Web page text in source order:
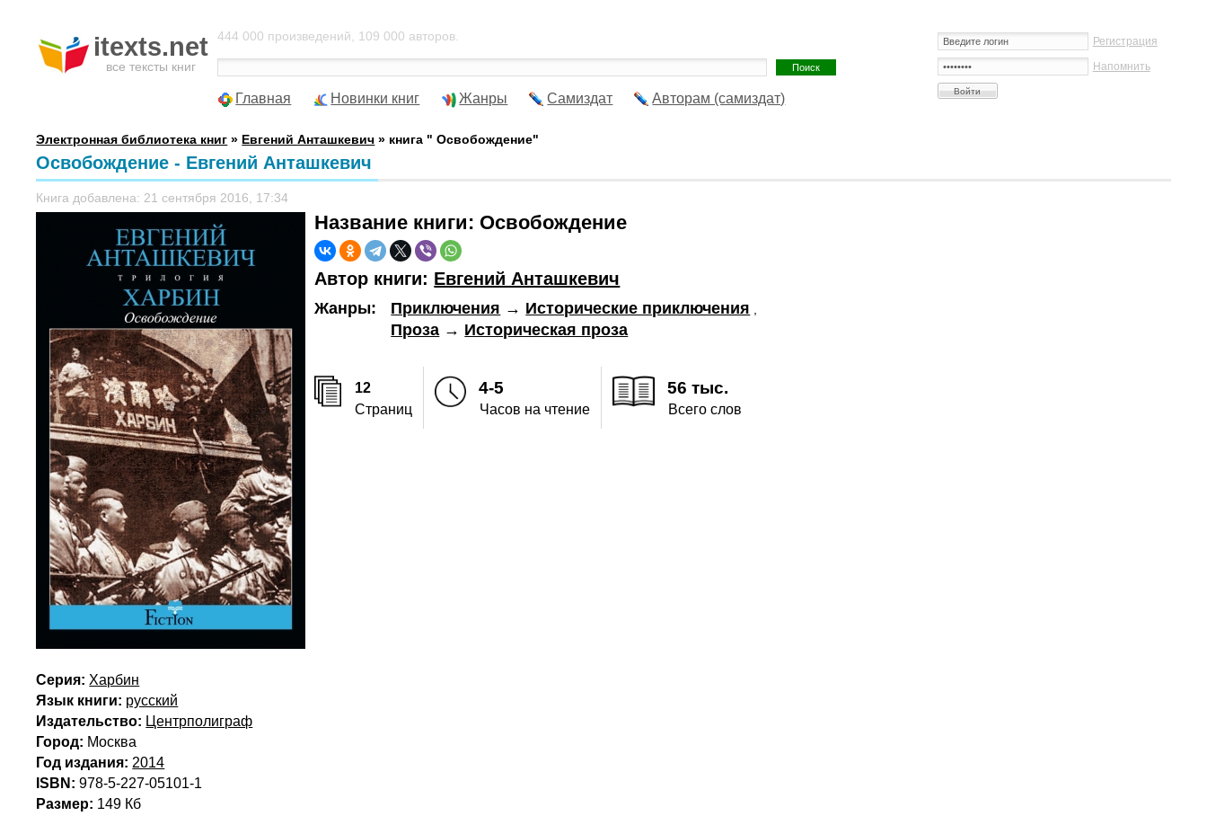
itexts.net
все тексты книг
Регистрация
Напомнить
444 000 произведений, 109 000 авторов.
Главная Новинки книг Жанры Самиздат Авторам (самиздат)
Электронная библиотека книг » Евгений Анташкевич » книга " Освобождение"
Освобождение - Евгений Анташкевич
Книга добавлена: 21 сентября 2016, 17:34
Название книги: Освобождение
Автор книги: Евгений Анташкевич
Жанры: Приключения → Исторические приключения
Проза → Историческая проза
12
Страниц
4-5
Часов на чтение
56 тыс.
Всего слов
Серия: Харбин
Язык книги: русский
Издательство: Центрполиграф
Город: Москва
Год издания: 2014
ISBN: 978-5-227-05101-1
Размер: 149 Кб